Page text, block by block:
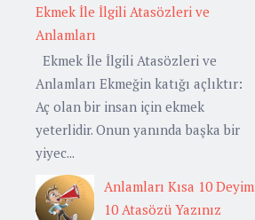
Ekmek İle İlgili Atasözleri ve
Anlamları
Ekmek İle İlgili Atasözleri ve
Anlamları Ekmeğin katığı açlıktır:
Aç olan bir insan için ekmek
yeterlidir. Onun yanında başka bir
yiyec...
Anlamları Kısa 10 Deyim
10 Atasözü Yazınız